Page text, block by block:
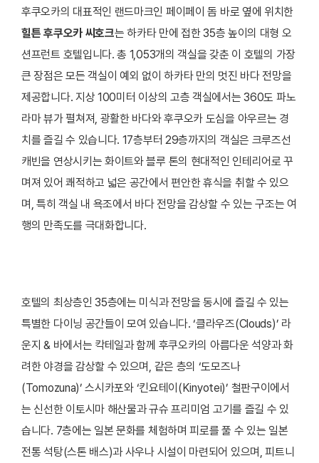
후쿠오카의 대표적인 랜드마크인 페이페이 돔 바로 옆에 위치한
힐튼 후쿠오카 씨호크는 하카타 만에 접한 35층 높이의 대형 오
션프런트 호텔입니다. 총 1,053개의 객실을 갖춘 이 호텔의 가장
큰 장점은 모든 객실이 예외 없이 하카타 만의 멋진 바다 전망을
제공합니다. 지상 100미터 이상의 고층 객실에서는 360도 파노
라마 뷰가 펼쳐져, 광활한 바다와 후쿠오카 도심을 아우르는 경
치를 즐길 수 있습니다. 17층부터 29층까지의 객실은 크루즈선
캐빈을 연상시키는 화이트와 블루 톤의 현대적인 인테리어로 꾸
며져 있어 쾌적하고 넓은 공간에서 편안한 휴식을 취할 수 있으
며, 특히 객실 내 욕조에서 바다 전망을 감상할 수 있는 구조는 여
행의 만족도를 극대화합니다.
호텔의 최상층인 35층에는 미식과 전망을 동시에 즐길 수 있는
특별한 다이닝 공간들이 모여 있습니다. ‘클라우즈(Clouds)’ 라
운지 & 바에서는 칵테일과 함께 후쿠오카의 아름다운 석양과 화
려한 야경을 감상할 수 있으며, 같은 층의 ‘도모즈나
(Tomozuna)’ 스시카포와 ‘킨요테이(Kinyotei)’ 철판구이에서
는 신선한 이토시마 해산물과 규슈 프리미엄 고기를 즐길 수 있
습니다. 7층에는 일본 문화를 체험하며 피로를 풀 수 있는 일본
전통 석탕(스톤 배스)과 사우나 시설이 마련되어 있으며, 피트니